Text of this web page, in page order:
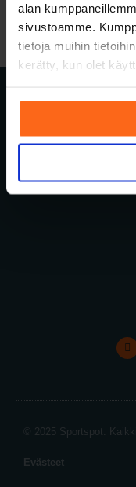
alan
sivustoamme.
tietoja muihin
kerätty, kun olet
© 2025 Sportspot.
Evästeet